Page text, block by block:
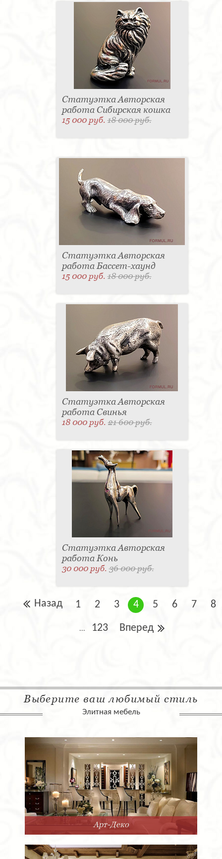
Статуэтка Авторская
работа Сибирская кошка
15 000 руб.18 000 руб.
Статуэтка Авторская
работа Бассет-хаунд
15 000 руб.18 000 руб.
Статуэтка Авторская
работа Свинья
18 000 руб.21 600 руб.
Статуэтка Авторская
работа Конь
30 000 руб.36 000 руб.
Назад 1 2 3 4 5 6 7 8
... 123 Вперед
Выберите ваш любимый стиль
Элитная мебель
Арт-Деко